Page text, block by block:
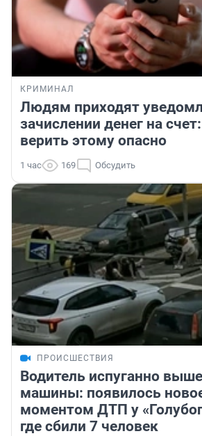
КРИМИНАЛ
Людям приходят
зачислении денег на
верить этому опасно
1 час 169 Обсудить
ПРОИСШЕСТВИЯ
Водитель испуганно
машины: появилось
моментом ДТП у
где сбили 7 человек